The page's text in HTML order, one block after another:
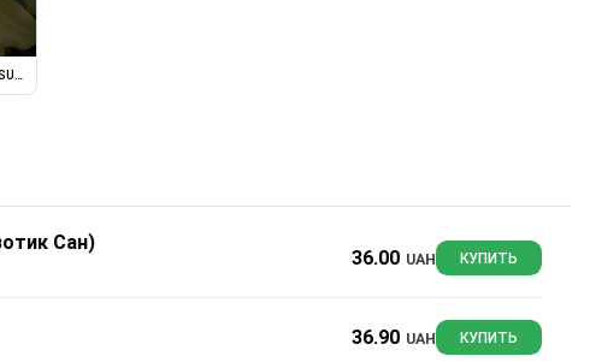
(ЭКЗОТИК САН)
Сан)
36.00 UAH КУПИТЬ
36.90 UAH КУПИТЬ